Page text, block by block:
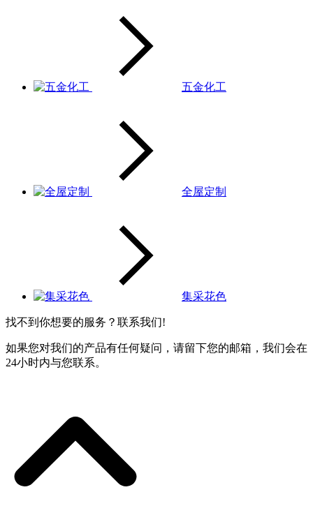
五金化工
全屋定制
集采花色
找不到你想要的服务？联系我们!
如果您对我们的产品有任何疑问，请留下您的邮箱，我们会在
24小时内与您联系。